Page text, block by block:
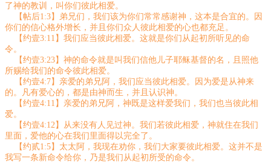
了神的教训，叫你们彼此相爱。
【帖后1:3】弟兄们，我们该为你们常常感谢神，这本是合宜的。因
你们的信心格外增长，并且你们众人彼此相爱的心也都充足。
【约壹3:11】我们应当彼此相爱。这就是你们从起初所听见的命
令。
【约壹3:23】神的命令就是叫我们信他儿子耶稣基督的名，且照他
所赐给我们的命令彼此相爱。
【约壹4:7】亲爱的弟兄阿，我们应当彼此相爱。因为爱是从神来
的。凡有爱心的，都是由神而生，并且认识神。
【约壹4:11】亲爱的弟兄阿，神既是这样爱我们，我们也当彼此相
爱。
【约壹4:12】从来没有人见过神。我们若彼此相爱，神就住在我们
里面，爱他的心在我们里面得以完全了。
【约贰1:5】太太阿，我现在劝你，我们大家要彼此相爱。这并不是
我写一条新命令给你，乃是我们从起初所受的命令。